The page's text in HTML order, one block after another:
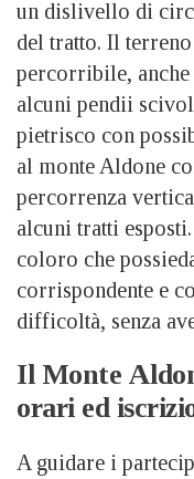
un dislivello di
del tratto. Il
percorribile,
alcuni pendii
pietrisco con
al monte Aldone
percorrenza
alcuni tratti
coloro che
corrispondente e
difficoltà, senza
Il Monte
orari ed
A guidare i